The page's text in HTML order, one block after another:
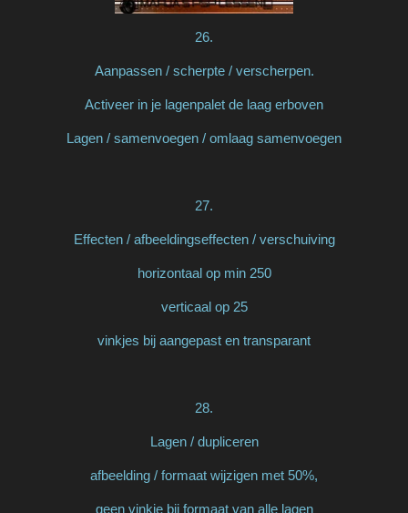
26.
Aanpassen / scherpte / verscherpen.
Activeer in je lagenpalet de laag erboven
Lagen / samenvoegen / omlaag samenvoegen
27.
Effecten / afbeeldingseffecten / verschuiving
horizontaal op min 250
verticaal op 25
vinkjes bij aangepast en transparant
28.
Lagen / dupliceren
afbeelding / formaat wijzigen met 50%,
geen vinkje bij formaat van alle lagen